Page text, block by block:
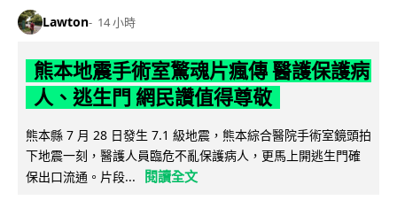
Lawton 14 小時
熊本地震手術室驚魂片瘋傳 醫護保護病
人、逃生門 網民讚值得尊敬
熊本縣 7 月 28 日發生 7.1 級地震，熊本綜合醫院手術室鏡頭拍
下地震一刻，醫護人員臨危不亂保護病人，更馬上開逃生門確
保出口流通。片段...
閱讀全文